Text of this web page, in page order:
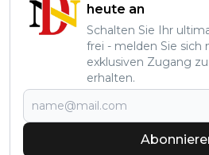
heute an
Schalten Sie Ihr
frei - melden Sie sich
exklusiven Zugang
erhalten.